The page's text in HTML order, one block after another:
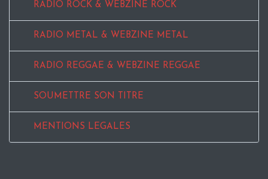
RADIO ROCK & WEBZINE ROCK
RADIO METAL & WEBZINE METAL
RADIO REGGAE & WEBZINE REGGAE
SOUMETTRE SON TITRE
MENTIONS LEGALES